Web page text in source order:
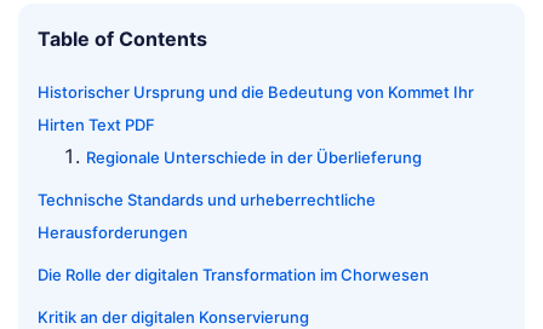
Table of Contents
Historischer Ursprung und die Bedeutung von Kommet Ihr
Hirten Text PDF
Regionale Unterschiede in der Überlieferung
Technische Standards und urheberrechtliche
Herausforderungen
Die Rolle der digitalen Transformation im Chorwesen
Kritik an der digitalen Konservierung